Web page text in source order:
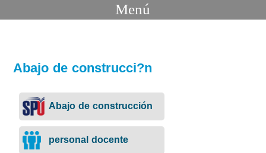
Menú
Abajo de construcci?n
Abajo de construcción
personal docente